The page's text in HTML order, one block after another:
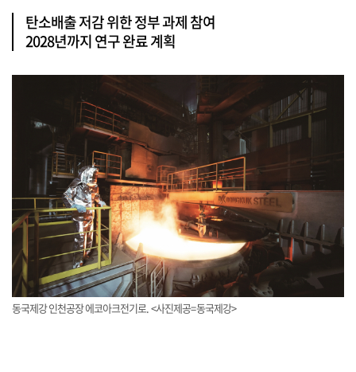
탄소배출 저감 위한 정부 과제 참여
2028년까지 연구 완료 계획
동국제강 인천공장 에코아크전기로. <사진제공=동국제강>